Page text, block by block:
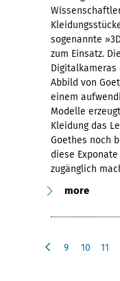
sogenannte
zum Einsatz.
Abbild von
einem
Modelle
Kleidung das
Goethes noch
diese
zugänglich
more
9 10 11